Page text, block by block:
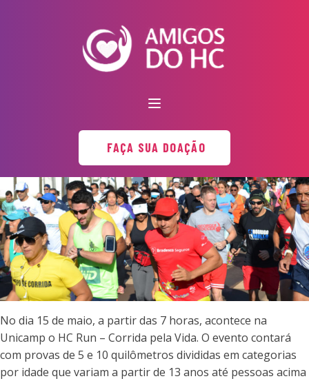
FAÇA SUA DOAÇÃO
No dia 15 de maio, a partir das 7 horas, acontece na
Unicamp o HC Run – Corrida pela Vida. O evento contará
com provas de 5 e 10 quilômetros divididas em categorias
por idade que variam a partir de 13 anos até pessoas acima